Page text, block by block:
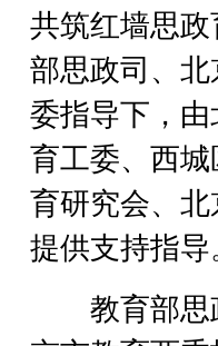
共筑红墙思政
部思政司、
委指导下，
育工委、西
育研究会、
提供支持指导
教育部思